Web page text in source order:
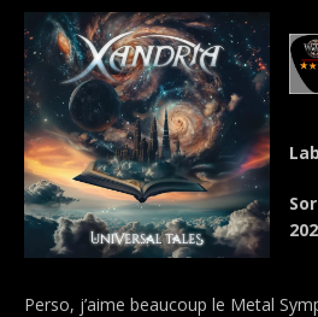
Perso, j’aime beaucoup le Metal